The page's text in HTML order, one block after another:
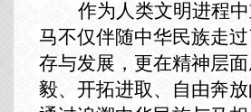
作为人类文明进程中
马不仅伴随中华民族走
存与发展，更在精神层
毅、开拓进取、自由奔